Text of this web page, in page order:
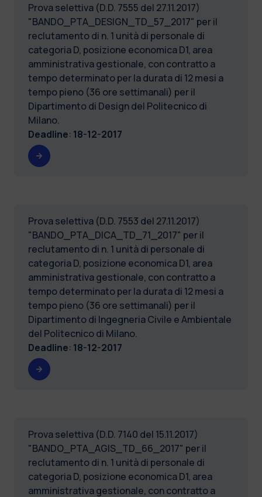
Prova selettiva (D.D. 7555 del 27.11.2017)
"BANDO_PTA_DESIGN_TD_57_2017" per il
reclutamento di n. 1 unità di personale di
categoria D, posizione economica D1, area
amministrativa gestionale, con contratto a
tempo determinato per la durata di 12 mesi a
tempo pieno (36 ore settimanali) per il
Dipartimento di Design del Politecnico di
Milano.
Deadline: 18-12-2017
Prova selettiva (D.D. 7553 del 27.11.2017)
"BANDO_PTA_DICA_TD_71_2017" per il
reclutamento di n. 1 unità di personale di
categoria D, posizione economica D1, area
amministrativa gestionale, con contratto a
tempo determinato per la durata di 12 mesi a
tempo pieno (36 ore settimanali) per il
Dipartimento di Ingegneria Civile e Ambientale
del Politecnico di Milano.
Deadline: 18-12-2017
Prova selettiva (D.D. 7140 del 15.11.2017)
"BANDO_PTA_AGIS_TD_66_2017" per il
reclutamento di n. 1 unità di personale di
categoria D, posizione economica D1, area
amministrativa gestionale, con contratto a